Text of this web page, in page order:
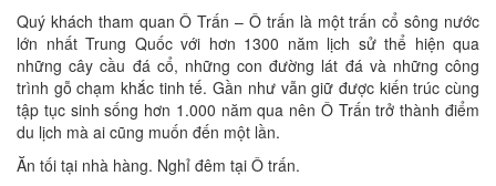
Quý khách tham quan Ô Trấn – Ô trấn là một trấn cổ sông nước
lớn nhất Trung Quốc với hơn 1300 năm lịch sử thể hiện qua
những cây cầu đá cổ, những con đường lát đá và những công
trình gỗ chạm khắc tinh tế. Gần như vẫn giữ được kiến trúc cùng
tập tục sinh sống hơn 1.000 năm qua nên Ô Trấn trở thành điểm
du lịch mà ai cũng muốn đến một lần.
Ăn tối tại nhà hàng. Nghỉ đêm tại Ô trấn.